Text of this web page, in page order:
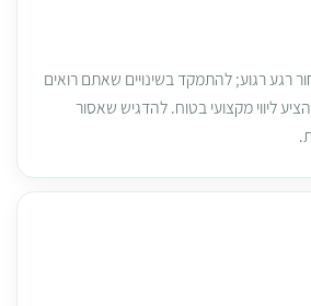
רגע רגוע; להתמקד בשינויים שאתם רואים
ליווי מקצועי בטוח. להדגיש שאסור